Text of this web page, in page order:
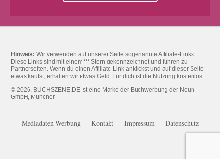
Hinweis: Wir verwenden auf unserer Seite sogenannte Affiliate-Links.
Diese Links sind mit einem ‘*‘ Stern gekennzeichnet und führen zu
Partnerseiten. Wenn du einen Affiliate-Link anklickst und auf dieser Seite
etwas kaufst, erhalten wir etwas Geld. Für dich ist die Nutzung kostenlos.
© 2026. BUCHSZENE.DE ist eine Marke der Buchwerbung der Neun
GmbH, München
Mediadaten Werbung Kontakt Impressum Datenschutz